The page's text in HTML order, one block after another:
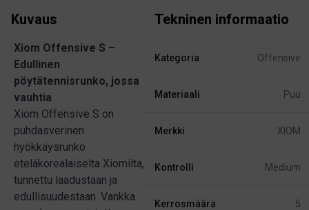
Kuvaus
Xiom Offensive S –
Edullinen
pöytätennisrunko, jossa
vauhtia
Xiom Offensive S on
puhdasverinen
hyökkäysrunko
eteläkorealaiselta Xiomilta,
tunnettu laadustaan ja
edullisuudestaan. Vankka
Tekninen informaatio
Kategoria Offensive
Materiaali Puu
Merkki XIOM
Kontrolli Medium
Kerrosmäärä 5